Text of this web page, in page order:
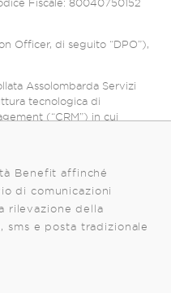
Fiscale: 80040750152
Officer, di seguito “DPO”),
Assolombarda Servizi
tecnologica di
(“CRM”) in cui
dei rispettivi
utenza.
successivo paragrafo 2
congiuntamente
Benefit affinché
di comunicazioni
rilevazione della